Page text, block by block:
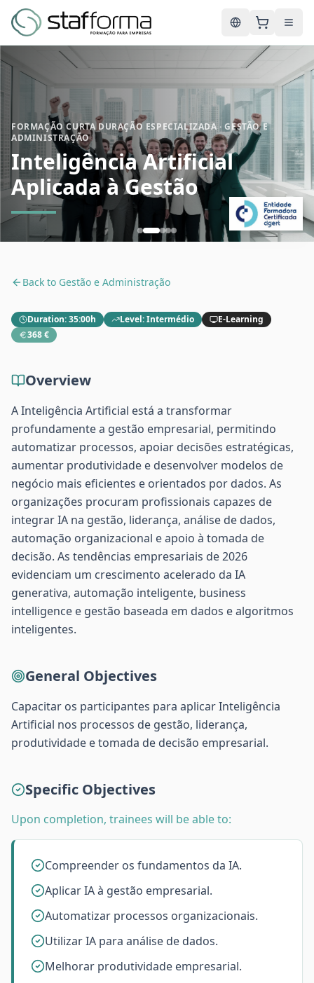
English
FORMAÇÃO CURTA DURAÇÃO ESPECIALIZADA · GESTÃO E
ADMINISTRAÇÃO
Inteligência Artificial
Aplicada à Gestão
Back to Gestão e Administração
Duration:35:00h Level:Intermédio
E-Learning
368 €
Overview
A Inteligência Artificial está a transformar
profundamente a gestão empresarial, permitindo
automatizar processos, apoiar decisões estratégicas,
aumentar produtividade e desenvolver modelos de
negócio mais eficientes e orientados por dados. As
organizações procuram profissionais capazes de
integrar IA na gestão, liderança, análise de dados,
automação organizacional e apoio à tomada de
decisão. As tendências empresariais de 2026
evidenciam um crescimento acelerado da IA
generativa, automação inteligente, business
intelligence e gestão baseada em dados e algoritmos
inteligentes.
General Objectives
Capacitar os participantes para aplicar Inteligência
Artificial nos processos de gestão, liderança,
produtividade e tomada de decisão empresarial.
Specific Objectives
Upon completion, trainees will be able to:
Compreender os fundamentos da IA.
Aplicar IA à gestão empresarial.
Automatizar processos organizacionais.
Utilizar IA para análise de dados.
Melhorar produtividade empresarial.